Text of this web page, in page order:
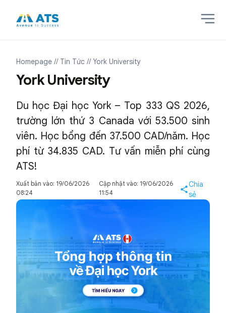
Homepage // Tin Tức // York University
York University
Du học Đại học York – Top 333 QS 2026,
trường lớn thứ 3 Canada với 53.500 sinh
viên. Học bổng đến 37.500 CAD/năm. Học
phí từ 34.835 CAD. Tư vấn miễn phí cùng
ATS!
Xuất bản vào: 19/06/2026
08:24
Cập nhật vào: 19/06/2026
11:54
Chia
sẻ